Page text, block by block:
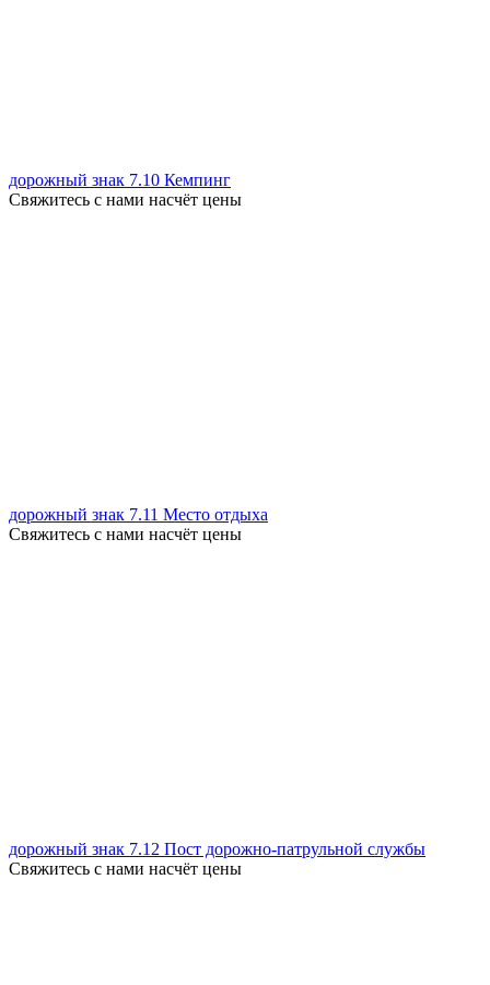
дорожный знак 7.10 Кемпинг
Свяжитесь с нами насчёт цены
дорожный знак 7.11 Место отдыха
Свяжитесь с нами насчёт цены
дорожный знак 7.12 Пост дорожно-патрульной службы
Свяжитесь с нами насчёт цены